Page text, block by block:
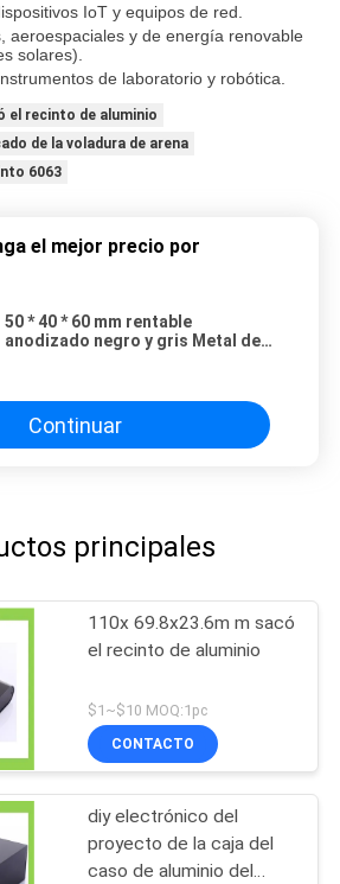
IoT y equipos de red.
aeroespaciales y de energía renovable
solares).
de laboratorio y robótica.
el recinto de aluminio
de la voladura de arena
6063
el mejor precio por
50 * 40 * 60 mm rentable
anodizado negro y gris Metal de
Continuar
principales
110x 69.8x23.6m m sacó
el recinto de aluminio
$1~$10 MOQ:1pc
CONTACTO
diy electrónico del
proyecto de la caja del
caso de aluminio del